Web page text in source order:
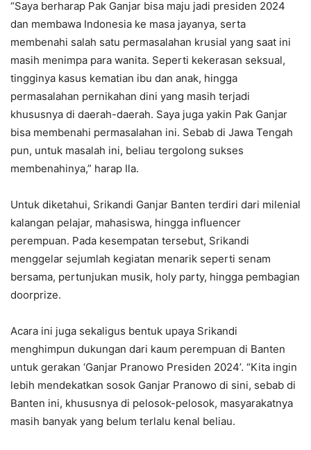
“Saya berharap Pak Ganjar bisa maju jadi presiden 2024
dan membawa Indonesia ke masa jayanya, serta
membenahi salah satu permasalahan krusial yang saat ini
masih menimpa para wanita. Seperti kekerasan seksual,
tingginya kasus kematian ibu dan anak, hingga
permasalahan pernikahan dini yang masih terjadi
khususnya di daerah-daerah. Saya juga yakin Pak Ganjar
bisa membenahi permasalahan ini. Sebab di Jawa Tengah
pun, untuk masalah ini, beliau tergolong sukses
membenahinya,” harap Ila.
Untuk diketahui, Srikandi Ganjar Banten terdiri dari milenial
kalangan pelajar, mahasiswa, hingga influencer
perempuan. Pada kesempatan tersebut, Srikandi
menggelar sejumlah kegiatan menarik seperti senam
bersama, pertunjukan musik, holy party, hingga pembagian
doorprize.
Acara ini juga sekaligus bentuk upaya Srikandi
menghimpun dukungan dari kaum perempuan di Banten
untuk gerakan ‘Ganjar Pranowo Presiden 2024’. “Kita ingin
lebih mendekatkan sosok Ganjar Pranowo di sini, sebab di
Banten ini, khususnya di pelosok-pelosok, masyarakatnya
masih banyak yang belum terlalu kenal beliau.